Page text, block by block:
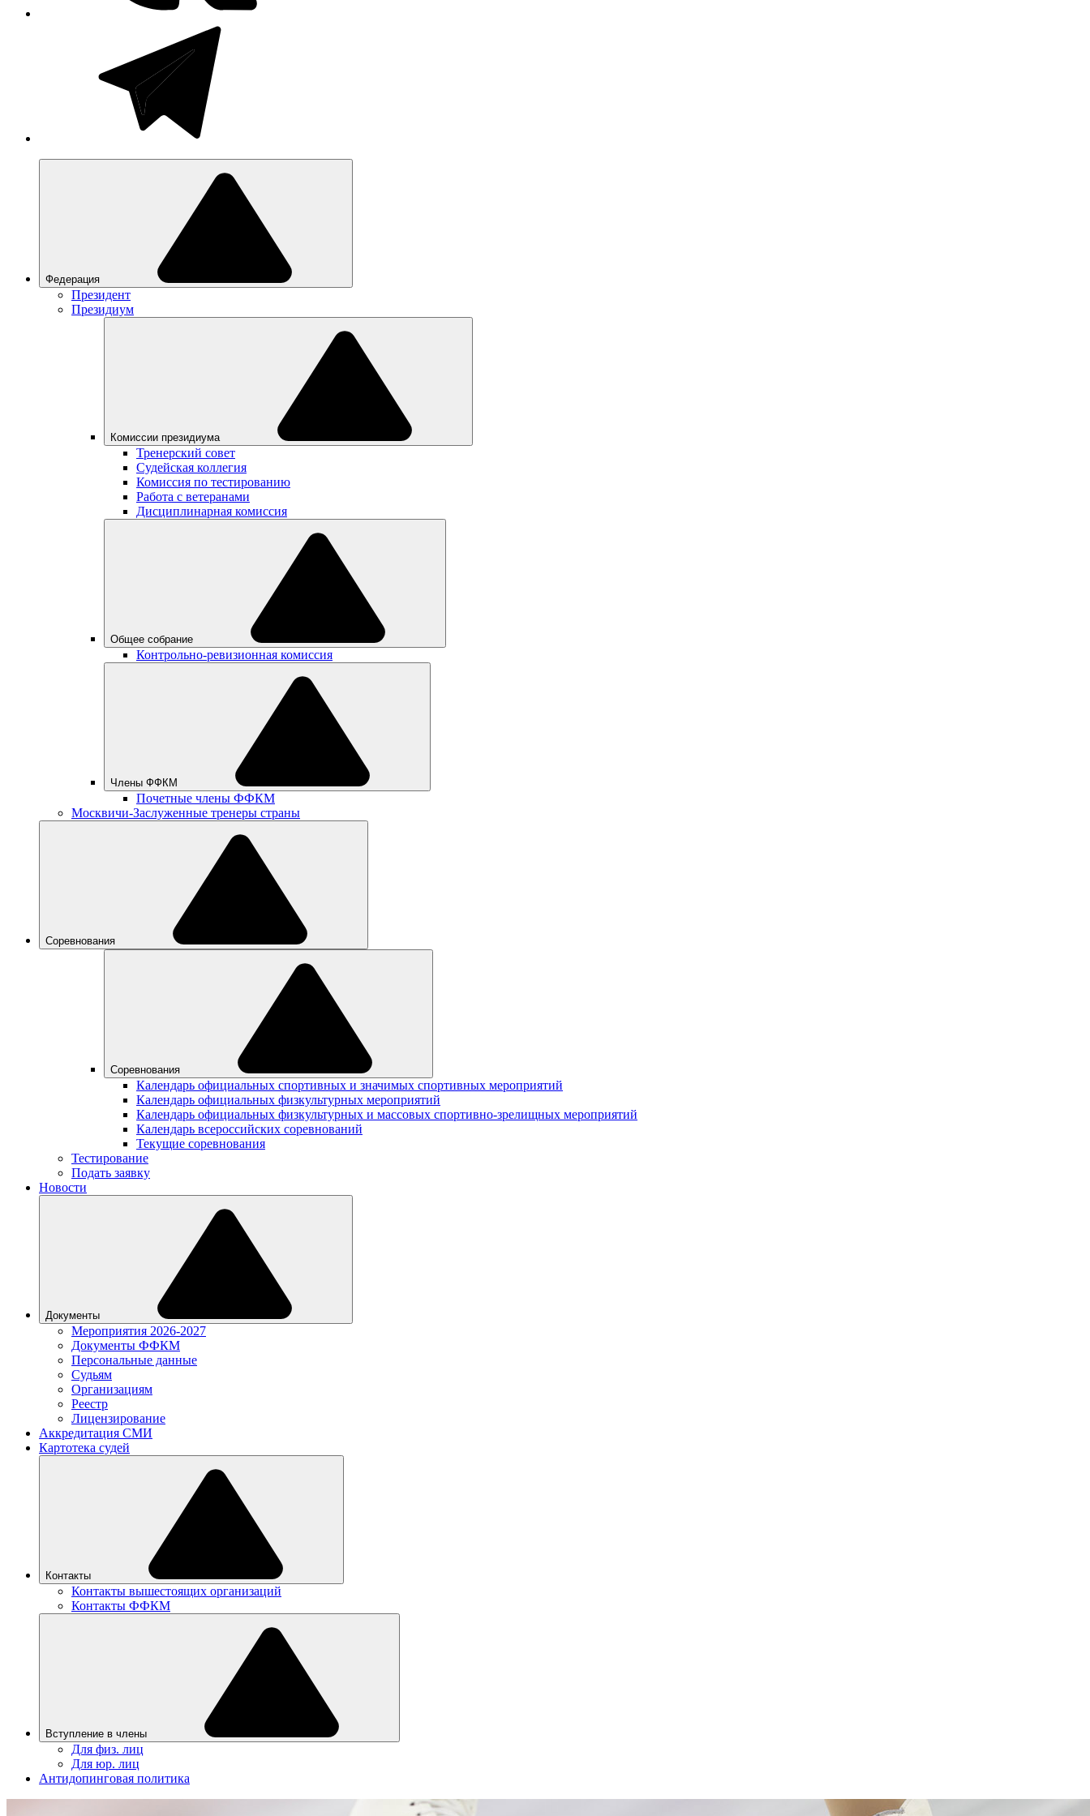
Федерация
Президент
Президиум
Комиссии президиума
Тренерский совет
Судейская коллегия
Комиссия по тестированию
Работа с ветеранами
Дисциплинарная комиссия
Общее собрание
Контрольно-ревизионная комиссия
Члены ФФКМ
Почетные члены ФФКМ
Москвичи-Заслуженные тренеры страны
Соревнования
Соревнования
Календарь официальных спортивных и значимых спортивных мероприятий
Календарь официальных физкультурных мероприятий
Календарь официальных физкультурных и массовых спортивно-зрелищных мероприятий
Календарь всероссийских соревнований
Текущие соревнования
Тестирование
Подать заявку
Новости
Документы
Мероприятия 2026-2027
Документы ФФКМ
Персональные данные
Судьям
Организациям
Реестр
Лицензирование
Аккредитация СМИ
Картотека судей
Контакты
Контакты вышестоящих организаций
Контакты ФФКМ
Вступление в члены
Для физ. лиц
Для юр. лиц
Антидопинговая политика